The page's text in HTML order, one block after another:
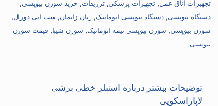
تجهیزات اتاق عمل, تجهیزات پزشکی, تزریقات, خرید سوزن بیوپسی,
دستگاه بیوپسی, دستگاه بیوپسی اتوماتیک, زنان زایمان, ست اپی دورال,
سوزن بیوپسی, سوزن بیوپسی نیمه اتوماتیک, سوزن شیبا, قیمت سوزن
بیوپسی
توضیحات بیشتر درباره استپلر خطی برشی
لاپاراسکوپی